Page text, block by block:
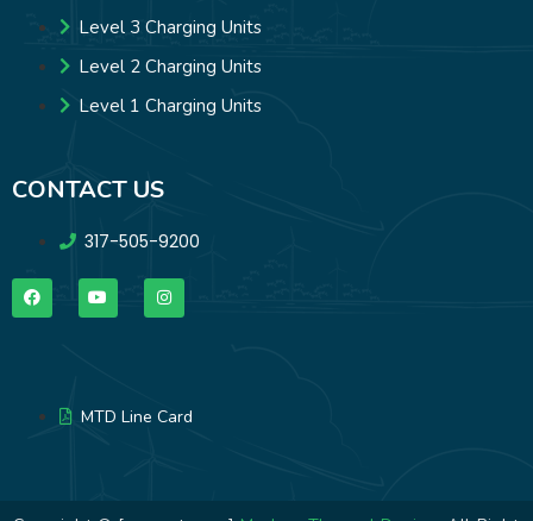
Level 3 Charging Units
Level 2 Charging Units
Level 1 Charging Units
CONTACT US
317-505-9200
MTD Line Card